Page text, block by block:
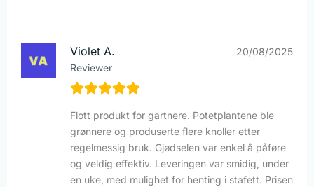
Violet A.
Reviewer
20/08/2025
Flott produkt for gartnere. Potetplantene ble
grønnere og produserte flere knoller etter
regelmessig bruk. Gjødselen var enkel å påføre
og veldig effektiv. Leveringen var smidig, under
en uke, med mulighet for henting i stafett. Prisen